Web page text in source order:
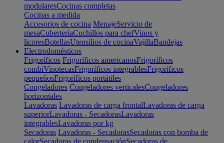
modularesCocinas completas
Cocinas a medida
Accesorios de cocina MenajeServicio de
mesaCuberteríaCuchillos para chefVinos y
licoresBotellasUtensilios de cocinaVajillaBandejas
Electrodomésticos
Frigoríficos Frigoríficos americanosFrigoríficos
combiVinotecasFrigoríficos integrablesFrigoríficos
pequeñosFrigoríficos portátiles
Congeladores Congeladores verticalesCongeladores
horizontales
Lavadoras Lavadoras de carga frontalLavadoras de carga
superiorLavadoras - SecadorasLavadoras
integrablesLavadoras por kg
Secadoras Lavadoras - SecadorasSecadoras con bomba de
calorSecadoras de condensaciónSecadoras de